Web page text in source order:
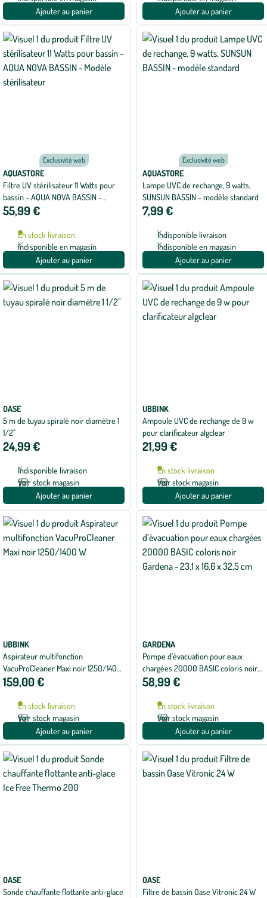
Ajouter au panier
Ajouter au panier
Exclusivité web
AQUASTORE
Filtre UV stérilisateur 11 Watts pour
bassin - AQUA NOVA BASSIN -
Modèle stérilisateur
55,99 €
En stock livraison
Indisponible en magasin
Ajouter au panier
Exclusivité web
AQUASTORE
Lampe UVC de rechange, 9 watts,
SUNSUN BASSIN - modèle standard
7,99 €
Indisponible livraison
Indisponible en magasin
Ajouter au panier
OASE
5 m de tuyau spiralé noir diamètre 1
1/2"
24,99 €
Indisponible livraison
Voir stock magasin
Ajouter au panier
UBBINK
Ampoule UVC de rechange de 9 w
pour clarificateur algclear
21,99 €
En stock livraison
Voir stock magasin
Ajouter au panier
UBBINK
Aspirateur multifonction
VacuProCleaner Maxi noir 1250/1400
W
159,00 €
En stock livraison
Voir stock magasin
Ajouter au panier
GARDENA
Pompe d’évacuation pour eaux
chargées 20000 BASIC coloris noir
Gardena - 23,1 x 16,6 x 32,5 cm
58,99 €
En stock livraison
Voir stock magasin
Ajouter au panier
OASE
Sonde chauffante flottante anti-glace
OASE
Filtre de bassin Oase Vitronic 24 W